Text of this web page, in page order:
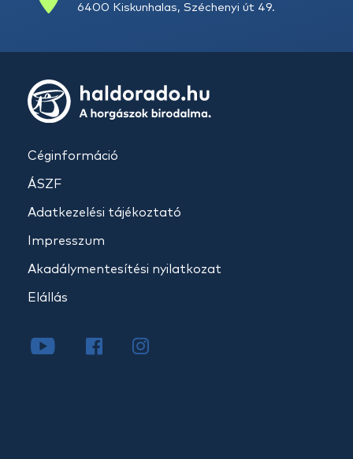
6400 Kiskunhalas, Széchenyi út 49.
Céginformáció
ÁSZF
Adatkezelési tájékoztató
Impresszum
Akadálymentesítési nyilatkozat
Elállás